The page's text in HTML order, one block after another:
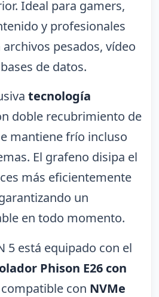
Ideal para gamers,
y profesionales
pesados, vídeo
de datos.
tecnología
doble recubrimiento de
mantiene frío incluso
El grafeno disipa el
más eficientemente
un
en todo momento.
5 está equipado con el
Phison E26 con
compatible con NVMe